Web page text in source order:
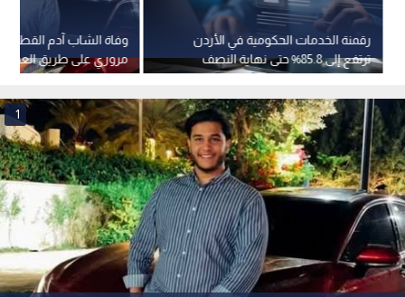
وفاة الشاب آدم
مروري على طريق العقبة-
رقمنة الخدمات الحكومية في الأردن
ترتفع إلى 85.8% حتى نهاية النصف
الأول من 2026
1